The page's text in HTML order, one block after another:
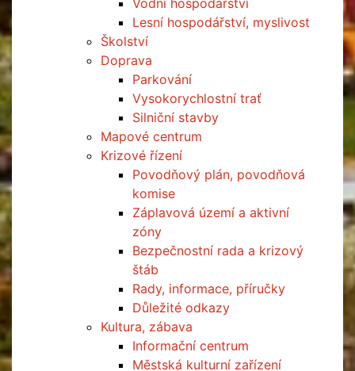
Vodní hospodářství
Lesní hospodářství, myslivost
Školství
Doprava
Parkování
Vysokorychlostní trať
Silniční stavby
Mapové centrum
Krizové řízení
Povodňový plán, povodňová
komise
Záplavová území a aktivní
zóny
Bezpečnostní rada a krizový
štáb
Rady, informace, příručky
Důležité odkazy
Kultura, zábava
Informační centrum
Městská kulturní zařízení